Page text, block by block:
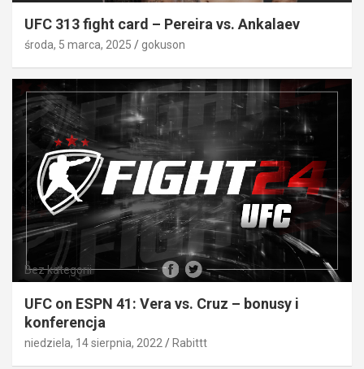
UFC 313 fight card – Pereira vs. Ankalaev
środa, 5 marca, 2025 gokuson
Bez kategorii
UFC on ESPN 41: Vera vs. Cruz – bonusy i
konferencja
niedziela, 14 sierpnia, 2022 Rabittt